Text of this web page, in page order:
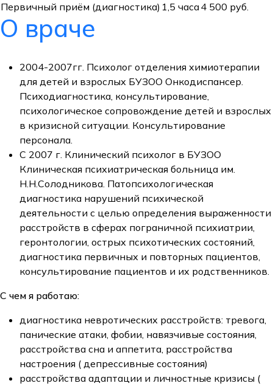
Первичный приём (диагностика) 1,5 часа4 500 руб.
О враче
2004-2007гг. Психолог отделения химиотерапии
для детей и взрослых БУЗОО Онкодиспансер.
Психодиагностика, консультирование,
психологическое сопровождение детей и взрослых
в кризисной ситуации. Консультирование
персонала.
С 2007 г. Клинический психолог в БУЗОО
Клиническая психиатрическая больница им.
Н.Н.Солодникова. Патопсихологическая
диагностика нарушений психической
деятельности с целью определения выраженности
расстройств в сферах пограничной психиатрии,
геронтологии, острых психотических состояний,
диагностика первичных и повторных пациентов,
консультирование пациентов и их родственников.
С чем я работаю:
диагностика невротических расстройств: тревога,
панические атаки, фобии, навязчивые состояния,
расстройства сна и аппетита, расстройства
настроения ( депрессивные состояния)
расстройства адаптации и личностные кризисы (